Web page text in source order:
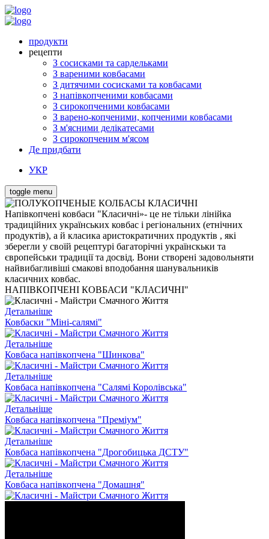
продукти
рецепти
З сосисками та сардельками
З вареними ковбасами
З дитячими сосисками та ковбасами
З напівкопченими ковбасами
З сирокопченими ковбасами
З варено-копченими, копченими ковбасами
З м'ясними делікатесами
З сирокопченим м'ясом
Де придбати
УКР
toggle menu
Напівкопчені ковбаси "Класичні»- це не тільки лінійка
традиційних українських ковбас і регіональних (етнічних
продуктів), а й класика аристократичних продуктів , які
зберегли у своїй рецептурі багаторічні українскьки та
європейськи традиції та досвід. Вони створені задовольняти
найвибагливіші смакові вподобання шанувальників
класичних ковбас.
НАПІВКОПЧЕНІ КОВБАСИ "КЛАСИЧНІ"
Детальніше
Ковбаски "Міні-салямі"
Детальніше
Ковбаса напівкопчена "Шинкова"
Детальніше
Ковбаса напівкопчена "Салямі Королівська"
Детальніше
Ковбаса напівкопчена "Преміум"
Детальніше
Ковбаса напівкопчена "Дрогобицька ДСТУ"
Детальніше
Ковбаса напівкопчена "Домашня"